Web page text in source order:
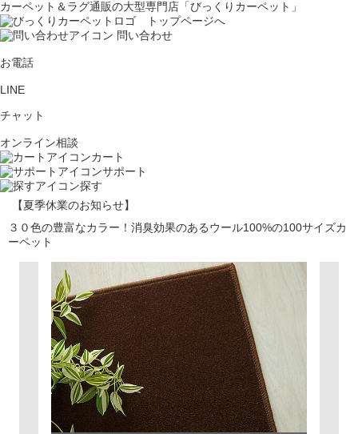
カーペット＆ラグ通販の大型専門店「びっくりカーペット」
問い合わせ
お電話
LINE
チャット
オンライン相談
カート
サポート
探す
【夏季休業のお知らせ】
３０色の豊富なカラー！消臭効果のあるウール100%の100サイズカ
ーペット